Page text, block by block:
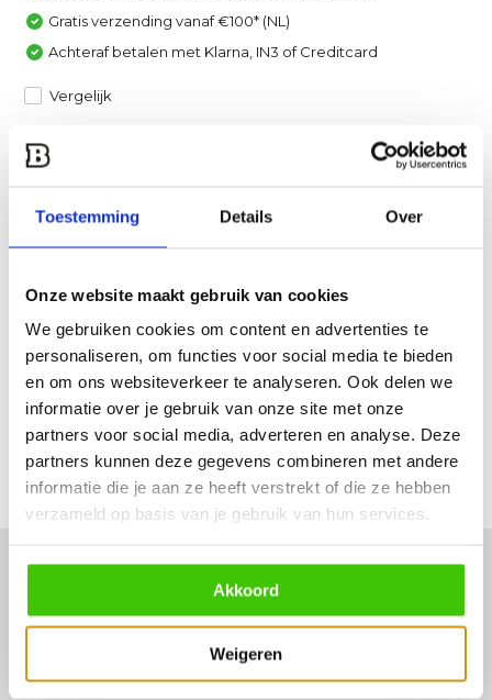
Toestemming Details Over
Onze website maakt gebruik van cookies
We gebruiken cookies om content en advertenties te
personaliseren, om functies voor social media te bieden
en om ons websiteverkeer te analyseren. Ook delen we
informatie over je gebruik van onze site met onze
partners voor social media, adverteren en analyse. Deze
partners kunnen deze gegevens combineren met andere
informatie die je aan ze heeft verstrekt of die ze hebben
verzameld op basis van je gebruik van hun services.
Akkoord
Weigeren
Gratis verzending vanaf €100* (NL)
Achteraf betalen met Klarna, IN3 of Creditcard
Vergelijk
Heb je een vraag over dit product?
Stuur ons een mail
Productomschrijving
Specificaties
Delen
Hulp of advies nodig?
Vraag het een van onze specialisten!
Stuur gemakkelijk een Whatsapp.